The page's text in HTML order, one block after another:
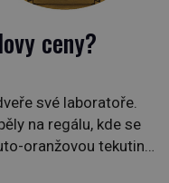
ceny?
své laboratoře.
na regálu, kde se
oranžovou tekutinu,